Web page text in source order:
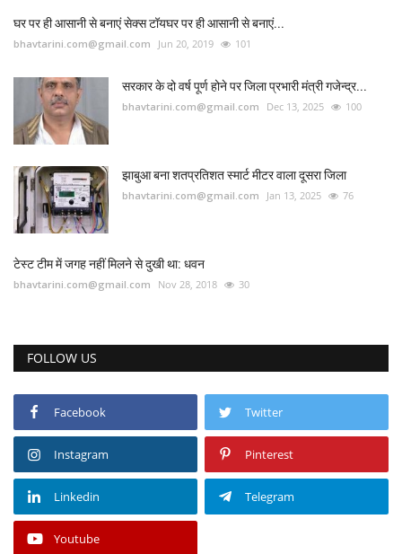
घर पर ही आसानी से बनाएं सेक्स टॉयघर पर ही आसानी से बनाएं...
bhavtarini.com@gmail.com Jun 20, 2019 101
सरकार के दो वर्ष पूर्ण होने पर जिला प्रभारी मंत्री गजेन्द्र...
bhavtarini.com@gmail.com Dec 13, 2025 100
झाबुआ बना शतप्रतिशत स्मार्ट मीटर वाला दूसरा जिला
bhavtarini.com@gmail.com Jan 13, 2025 76
टेस्ट टीम में जगह नहीं मिलने से दुखी था: धवन
bhavtarini.com@gmail.com Nov 28, 2018 30
FOLLOW US
Facebook Twitter
Instagram Pinterest
Linkedin Telegram
Youtube